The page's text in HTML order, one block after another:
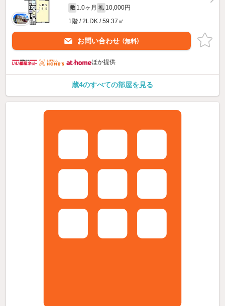
敷 1.0ヶ月 礼 10,000円
1階 / 2LDK / 59.37㎡
お問い合わせ （無料）
ほか提供
蔵4のすべての部屋を見る